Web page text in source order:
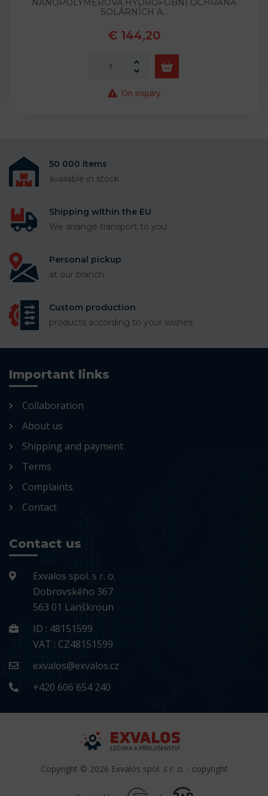
NANOPOLYMEROVÁ HYDROFOBNÍ OCHRANA
SOLÁRNÍCH A…
€ 144,20
On inquiry
50 000 items
available in stock
Shipping within the EU
We arrange transport to you
Personal pickup
at our branch
Custom production
products according to your wishes
Important links
Collaboration
About us
Shipping and payment
Terms
Complaints
Contact
Contact us
Exvalos spol. s r. o.
Dobrovského 367
563 01 Lanškroun
ID : 48151599
VAT : CZ48151599
exvalos@exvalos.cz
+420 606 654 240
Copyright © 2026 Exvalos spol. s r. o. - copyright